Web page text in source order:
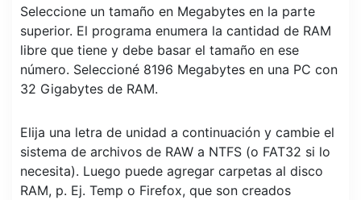
Seleccione un tamaño en Megabytes en la parte
superior. El programa enumera la cantidad de RAM
libre que tiene y debe basar el tamaño en ese
número. Seleccioné 8196 Megabytes en una PC con
32 Gigabytes de RAM.
Elija una letra de unidad a continuación y cambie el
sistema de archivos de RAW a NTFS (o FAT32 si lo
necesita). Luego puede agregar carpetas al disco
RAM, p. Ej. Temp o Firefox, que son creados